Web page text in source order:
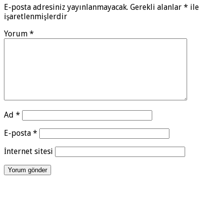
E-posta adresiniz yayınlanmayacak. Gerekli alanlar * ile
işaretlenmişlerdir
Yorum *
Ad *
E-posta *
İnternet sitesi